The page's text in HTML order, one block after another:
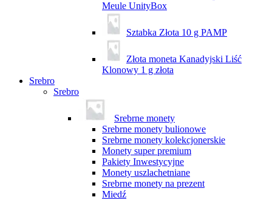
Meule UnityBox
Sztabka Złota 10 g PAMP
Złota moneta Kanadyjski Liść
Klonowy 1 g złota
Srebro
Srebro
Srebrne monety
Srebrne monety bulionowe
Srebrne monety kolekcjonerskie
Monety super premium
Pakiety Inwestycyjne
Monety uszlachetniane
Srebrne monety na prezent
Miedź